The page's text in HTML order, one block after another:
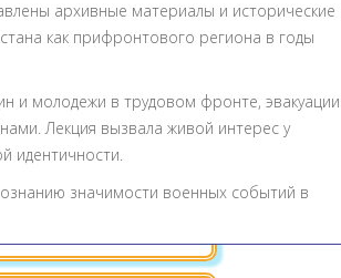
архивные материалы и исторические
как прифронтового региона в годы
и молодежи в трудовом фронте, эвакуации
Лекция вызвала живой интерес у
идентичности.
значимости военных событий в